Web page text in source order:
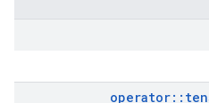
operator::